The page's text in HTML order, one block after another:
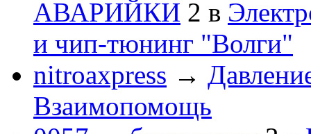
АВАРИЙКИ 2 в
и чип-тюнинг "Волги"
nitroaxpress →
Взаимопомощь